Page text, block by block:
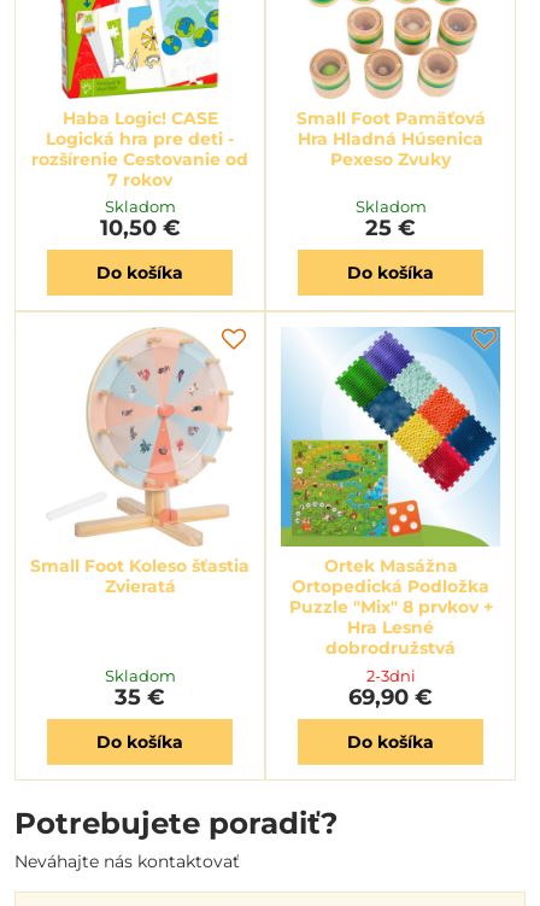
Haba Logic! CASE
Logická hra pre deti -
rozšírenie Cestovanie od
7 rokov
Skladom
10,50 €
Do košíka
Small Foot Pamäťová
Hra Hladná Húsenica
Pexeso Zvuky
Skladom
25 €
Do košíka
Small Foot Koleso šťastia
Zvieratá
Skladom
35 €
Do košíka
Ortek Masážna
Ortopedická Podložka
Puzzle "Mix" 8 prvkov +
Hra Lesné
dobrodružstvá
2-3dni
69,90 €
Do košíka
Potrebujete poradiť?
Neváhajte nás kontaktovať